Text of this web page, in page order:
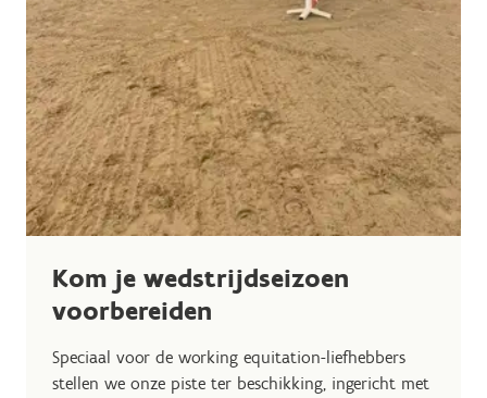
Kom je wedstrijdseizoen
voorbereiden
Speciaal voor de working equitation-liefhebbers
stellen we onze piste ter beschikking, ingericht met